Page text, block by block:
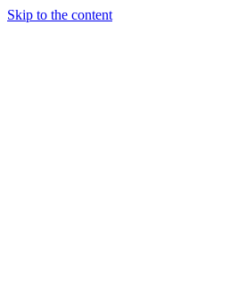
Skip to the content